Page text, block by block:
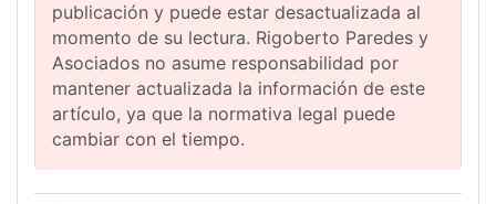
publicación y puede estar desactualizada al
momento de su lectura. Rigoberto Paredes y
Asociados no asume responsabilidad por
mantener actualizada la información de este
artículo, ya que la normativa legal puede
cambiar con el tiempo.